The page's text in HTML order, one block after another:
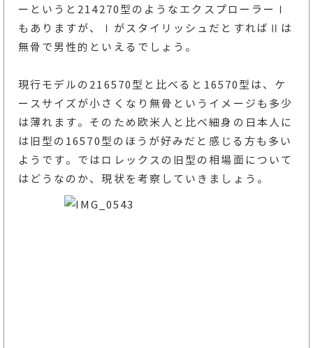
ーというと214270型のようなエクスプローラーⅠ
もありますが、ⅠがスタイリッシュだとすればⅡは
無骨で男性的といえるでしょう。
現行モデルの216570型と比べると16570型は、ケ
ースサイズが小さくなり無骨というイメージも多少
は薄れます。そのため欧米人と比べ細身の日本人に
は旧型の16570型のほうが好みだと感じる方も多い
ようです。ではロレックスの旧型の相場面について
はどうなのか、現状を考察していきましょう。